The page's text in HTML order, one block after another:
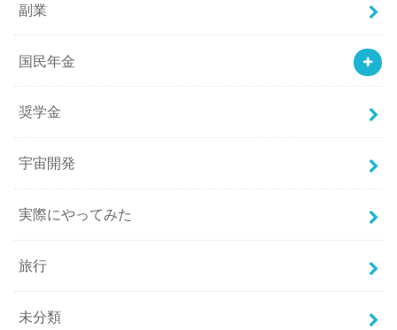
副業
国民年金
奨学金
宇宙開発
実際にやってみた
旅行
未分類